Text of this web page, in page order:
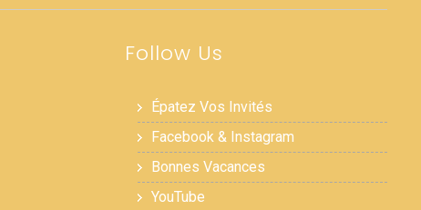
Follow Us
Épatez Vos Invités
Facebook & Instagram
Bonnes Vacances
YouTube